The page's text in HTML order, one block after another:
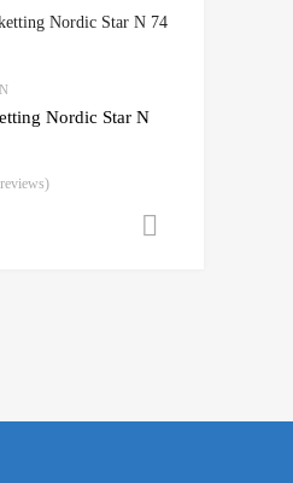
Nordic Star N